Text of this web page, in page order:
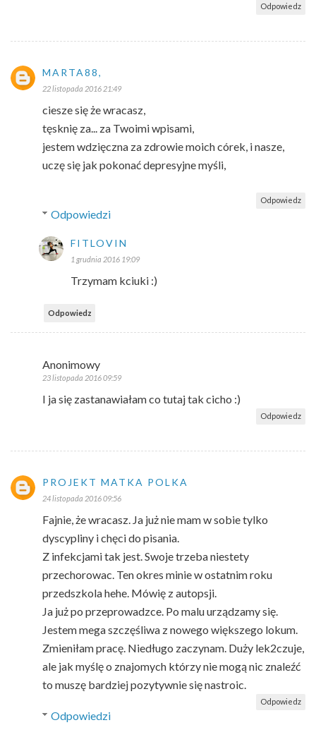
Odpowiedz
MARTA88,
22 listopada 2016 21:49
ciesze się że wracasz,
tęsknię za... za Twoimi wpisami,
jestem wdzięczna za zdrowie moich córek, i nasze,
uczę się jak pokonać depresyjne myśli,
Odpowiedz
Odpowiedzi
FITLOVIN
1 grudnia 2016 19:09
Trzymam kciuki :)
Odpowiedz
Anonimowy
23 listopada 2016 09:59
I ja się zastanawiałam co tutaj tak cicho :)
Odpowiedz
PROJEKT MATKA POLKA
24 listopada 2016 09:56
Fajnie, że wracasz. Ja już nie mam w sobie tylko
dyscypliny i chęci do pisania.
Z infekcjami tak jest. Swoje trzeba niestety
przechorowac. Ten okres minie w ostatnim roku
przedszkola hehe. Mówię z autopsji.
Ja już po przeprowadzce. Po malu urządzamy się.
Jestem mega szczęśliwa z nowego większego lokum.
Zmieniłam pracę. Niedługo zaczynam. Duży lek2czuje,
ale jak myślę o znajomych którzy nie mogą nic znaleźć
to muszę bardziej pozytywnie się nastroic.
Odpowiedz
Odpowiedzi